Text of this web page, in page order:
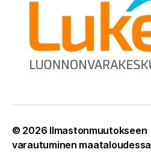
© 2026 Ilmastonmuutokseen
varautuminen maataloudessa